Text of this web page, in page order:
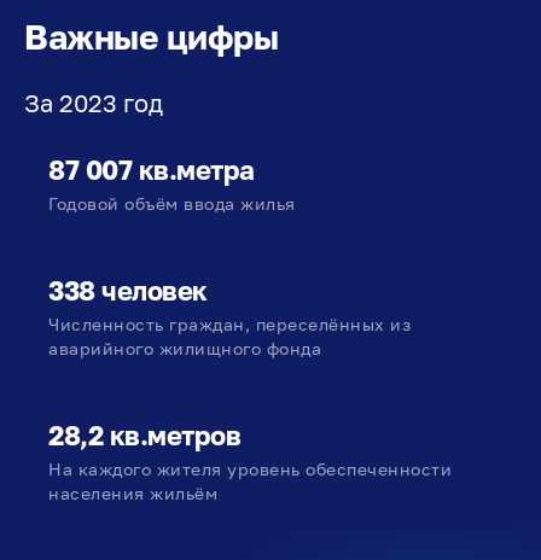
Важные цифры
За 2023 год
87 007 кв.метра
Годовой объём ввода жилья
338 человек
Численность граждан, переселённых из
аварийного жилищного фонда
28,2 кв.метров
На каждого жителя уровень обеспеченности
населения жильём